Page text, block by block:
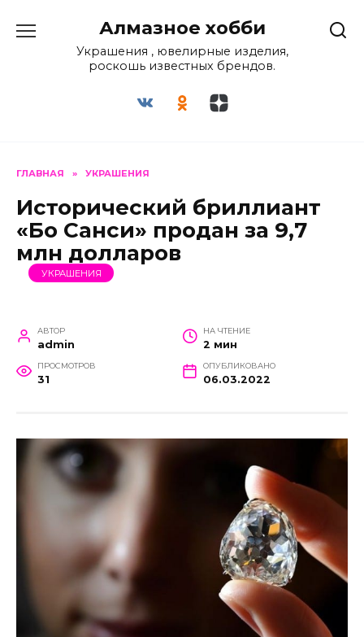
содержанию
Алмазное хобби
Украшения , ювелирные изделия,
роскошь известных брендов.
ГЛАВНАЯ » УКРАШЕНИЯ
Исторический бриллиант
«Бо Санси» продан за 9,7
млн ​​долларов
УКРАШЕНИЯ
АВТОР
admin
НА ЧТЕНИЕ
2 мин
ПРОСМОТРОВ
31
ОПУБЛИКОВАНО
06.03.2022